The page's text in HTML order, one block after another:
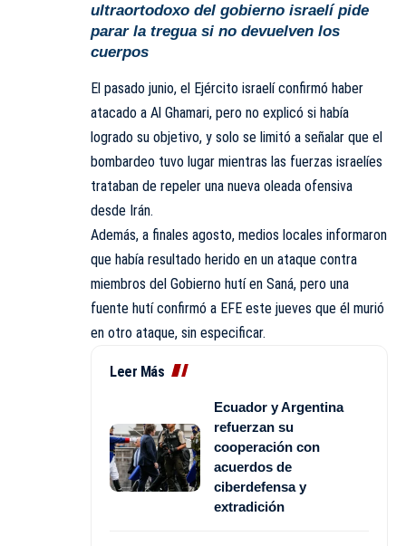
ultraortodoxo del gobierno israelí pide
parar la tregua si no devuelven los
cuerpos
El pasado junio, el Ejército israelí confirmó haber
atacado a Al Ghamari, pero no explicó si había
logrado su objetivo, y solo se limitó a señalar que el
bombardeo tuvo lugar mientras las fuerzas israelíes
trataban de repeler una nueva oleada ofensiva
desde Irán.
Además, a finales agosto, medios locales informaron
que había resultado herido en un ataque contra
miembros del Gobierno hutí en Saná, pero una
fuente hutí confirmó a EFE este jueves que él murió
en otro ataque, sin especificar.
Leer Más
Ecuador y Argentina
refuerzan su
cooperación con
acuerdos de
ciberdefensa y
extradición